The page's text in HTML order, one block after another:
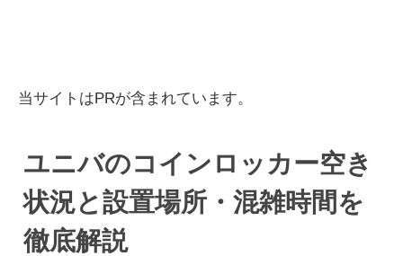
当サイトはPRが含まれています。
ユニバのコインロッカー空き
状況と設置場所・混雑時間を
徹底解説